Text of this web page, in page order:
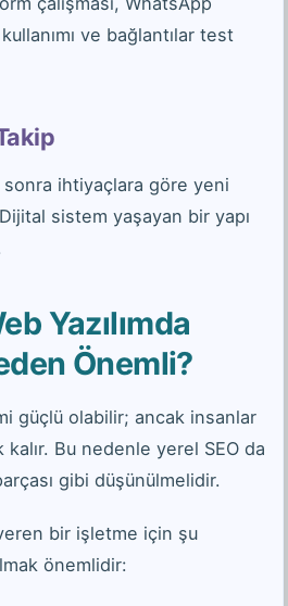
ve bağlantılar test
sonra ihtiyaçlara göre yeni
sistem yaşayan bir yapı
Yazılımda
Önemli?
güçlü olabilir; ancak insanlar
kalır. Bu nedenle yerel SEO da
gibi düşünülmelidir.
bir işletme için şu
önemlidir: